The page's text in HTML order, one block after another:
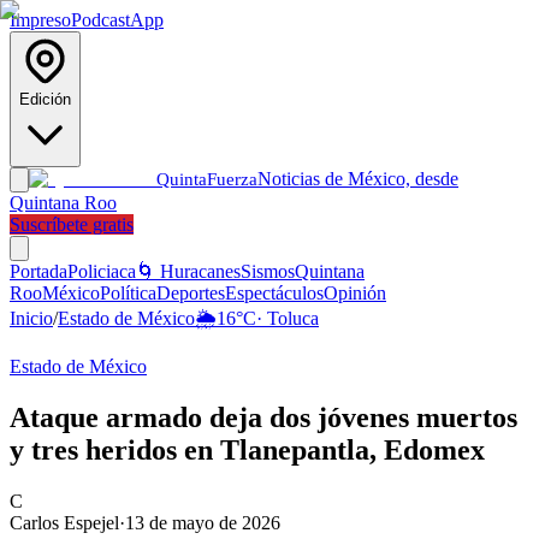
ImpresoPodcastApp
Edición
QuintaFuerzaNoticias de México, desde
Quintana Roo
Suscríbete gratis
PortadaPoliciaca 🌀 HuracanesSismosQuintana
RooMéxicoPolíticaDeportesEspectáculosOpinión
Inicio/Estado de México🌦️16°C· Toluca
Estado de México
Ataque armado deja dos jóvenes muertos
y tres heridos en Tlanepantla, Edomex
C
Carlos Espejel·13 de mayo de 2026